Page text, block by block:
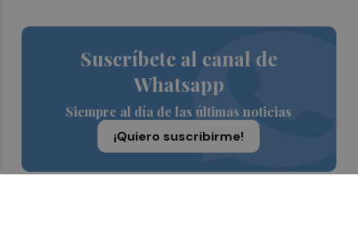
Suscríbete al canal de
Whatsapp
Siempre al día de las últimas noticias
¡Quiero suscribirme!